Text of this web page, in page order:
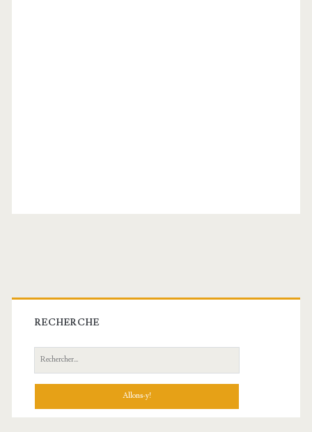
Barre
latérale
principale
RECHERCHE
Recherche: